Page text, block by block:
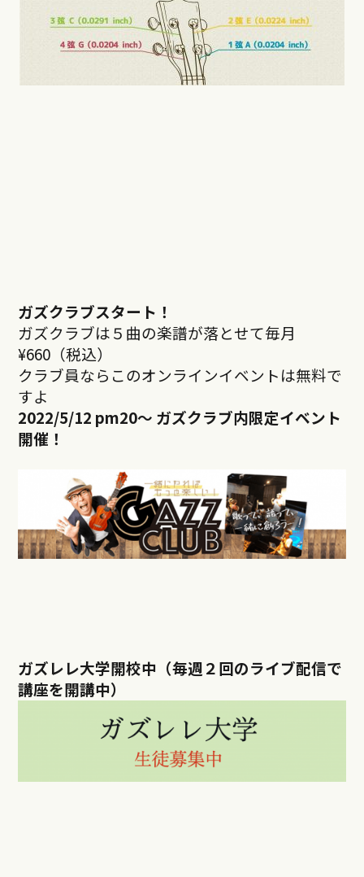
ガズクラブスタート！
ガズクラブは５曲の楽譜が落とせて毎月
¥660（税込）
クラブ員ならこのオンラインイベントは無料で
すよ
2022/5/12 pm20～ ガズクラブ内限定イベント
開催！
ガズレレ大学開校中（毎週２回のライブ配信で
講座を開講中）